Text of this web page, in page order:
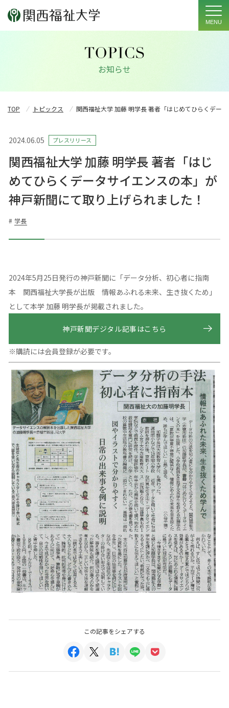
MENU
お知らせ
TOP トピックス 関西福祉大学 加藤 明学長 著者「はじめてひらくデー
2024.06.05 プレスリリース
関西福祉大学 加藤 明学長 著者「はじ
めてひらくデータサイエンスの本」が
神戸新聞にて取り上げられました！
# 学長
2024年5月25日発行の神戸新聞に「データ分析、初心者に指南
本 関西福祉大学長が出版 情報あふれる未来、生き抜くため」
として本学 加藤 明学長が掲載されました。
神戸新聞デジタル記事はこちら
※購読には会員登録が必要です。
この記事をシェアする